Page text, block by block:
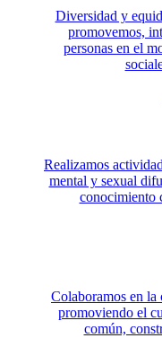
Diversidad y
promovemos,
personas en el
Realizamos
mental y sexual
conocimiento
Colaboramos en la
promoviendo el
común,